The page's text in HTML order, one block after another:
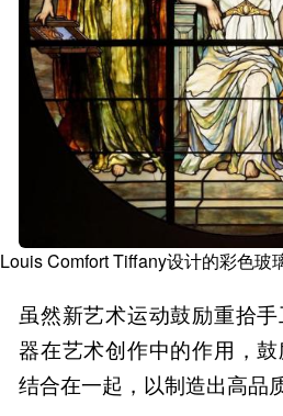
Louis Comfort Tiffany设计的彩色玻
虽然新艺术运动鼓励重拾
器在艺术创作中的作用，
结合在一起，以制造出高品